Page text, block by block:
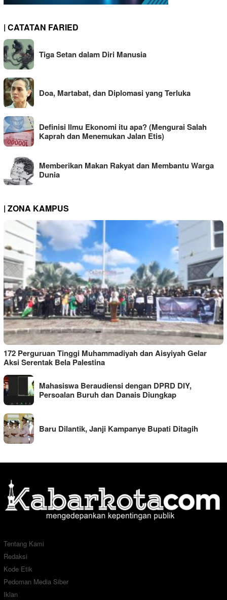
| CATATAN FARIED
Tiga Setan dalam Diri Manusia
Doa, Martabat, dan Diplomasi yang Terluka
Definisi Ilmu Ekonomi itu apa? (Mengurai Salah
Kaprah dan Menemukan Jalan Etis)
Memberikan Makan Rakyat dan Membantu Warga
Dunia
| ZONA KAMPUS
172 Perguruan Tinggi Muhammadiyah dan Aisyiyah Gelar
Aksi Serentak Bela Palestina
Mahasiswa Beraudiensi dengan DPRD DIY,
Persoalan Buruh dan Danais Diungkap
Baru Dilantik, Janji Kampanye Bupati Ditagih
Tentang Kami
Redaksi
Kode Etik
Pedoman Media Siber
Iklan